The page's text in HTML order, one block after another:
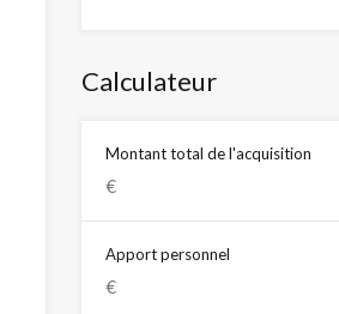
Calculateur
Montant total de l'acquisition
Apport personnel